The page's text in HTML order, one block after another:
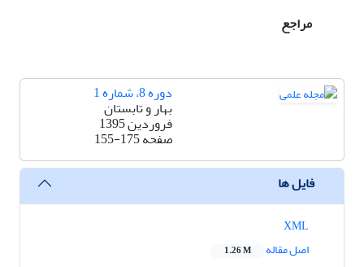
مراجع
دوره 8، شماره 1
بهار و تابستان
فروردین 1395
صفحه155-175
فایل ها
اصل مقاله
1.26 M